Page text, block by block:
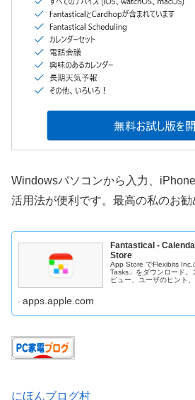
Windowsパソコンから入力、
活用法が便利です。最高の私のお勧
Fantastical -
Store
App Store でFlexibits
Tasks」をダウンロード
ビュー、ユーザのヒント
apps.apple.com
にほんブログ村